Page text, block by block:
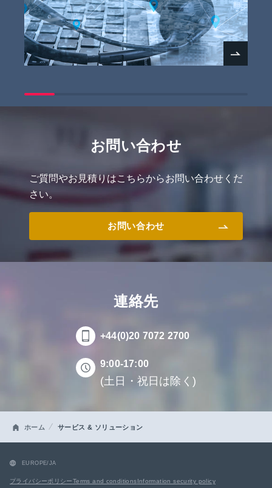
お問い合わせ
ご質問やお見積りはこちらからお問い合わせくだ
さい。
お問い合わせ
連絡先
+44(0)20 7072 2700
9:00-17:00
(土日・祝日は除く)
ホーム サービス & ソリューション
EUROPE/JA
プライバシーポリシーTerms and conditionsInformation security policy